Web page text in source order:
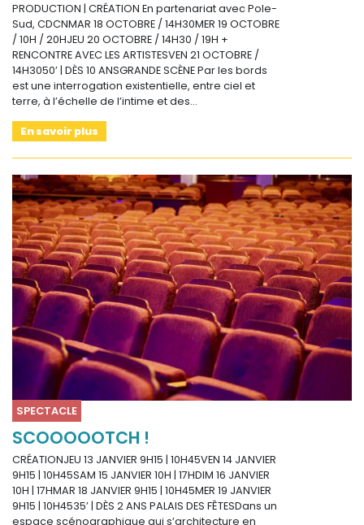
PRODUCTION | CRÉATION En partenariat avec Pole-
Sud, CDCNMAR 18 OCTOBRE / 14H30MER 19 OCTOBRE
/ 10H / 20HJEU 20 OCTOBRE / 14H30 / 19H +
RENCONTRE AVEC LES ARTISTESVEN 21 OCTOBRE /
14H3050’ | DÈS 10 ANSGRANDE SCÈNE Par les bords
est une interrogation existentielle, entre ciel et
terre, à l’échelle de l’intime et des…
En savoir plus
SPECTACLE
SCOOOOOTCH !
CRÉATIONJEU 13 JANVIER 9H15 | 10H45VEN 14 JANVIER
9H15 | 10H45SAM 15 JANVIER 10H | 17HDIM 16 JANVIER
10H | 17HMAR 18 JANVIER 9H15 | 10H45MER 19 JANVIER
9H15 | 10H4535’ | DÈS 2 ANS PALAIS DES FÊTESDans un
espace scénographique qui s’architecture en